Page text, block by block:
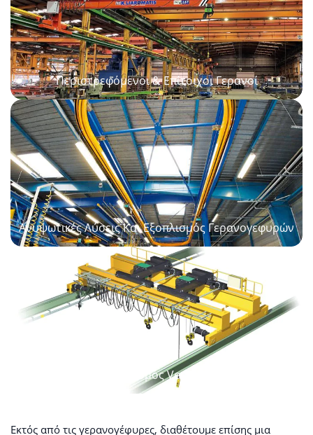
Περιστρεφόμενοι & Επίτοιχοι Γερανοί
Ανυψωτικές Λύσεις Και Εξοπλισμός Γερανογεφυρών
Εξοπλισμός Verlinde
Εκτός από τις γερανογέφυρες, διαθέτουμε επίσης μια